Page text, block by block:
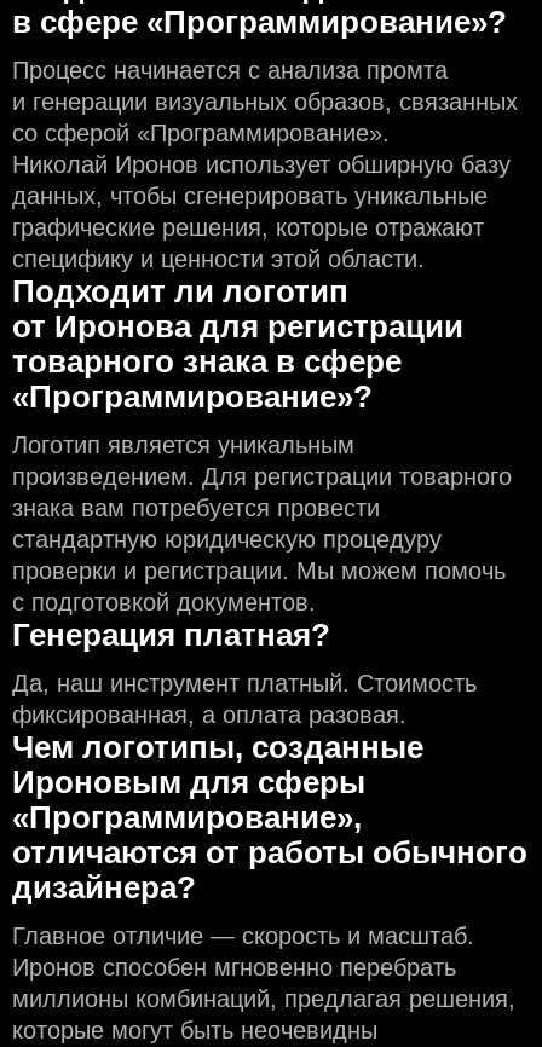
в сфере «Программирование»?
Процесс начинается с анализа промта
и генерации визуальных образов, связанных
со сферой «Программирование».
Николай Иронов использует обширную базу
данных, чтобы сгенерировать уникальные
графические решения, которые отражают
специфику и ценности этой области.
Подходит ли логотип
от Иронова для регистрации
товарного знака в сфере
«Программирование»?
Логотип является уникальным
произведением. Для регистрации товарного
знака вам потребуется провести
стандартную юридическую процедуру
проверки и регистрации. Мы можем помочь
с подготовкой документов.
Генерация платная?
Да, наш инструмент платный. Стоимость
фиксированная, а оплата разовая.
Чем логотипы, созданные
Ироновым для сферы
«Программирование»,
отличаются от работы обычного
дизайнера?
Главное отличие — скорость и масштаб.
Иронов способен мгновенно перебрать
миллионы комбинаций, предлагая решения,
которые могут быть неочевидны